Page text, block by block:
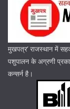
मुखपत्र’ राजस्थान में
पशुपालन के अग्रणी
कन्सर्न है।